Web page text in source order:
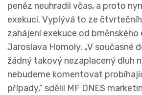
peněz neuhradil včas, a proto
exekuci. Vyplývá to ze
zahájení exekuce od brněnského
Jaroslava Homoly. „V současné
žádný takový nezaplacený dluh
nebudeme komentovat
případy,“ sdělil MF DNES